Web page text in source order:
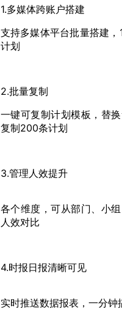
1.多媒体跨账户搭建
支持多媒体平台批量搭建
计划
2.批量复制
一键可复制计划模板，替
复制200条计划
3.管理人效提升
各个维度，可从部门、小
人效对比
4.时报日报清晰可见
实时推送数据报表，一分钟